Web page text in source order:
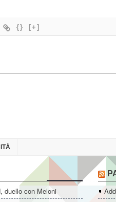
{} [+]
duello con Meloni